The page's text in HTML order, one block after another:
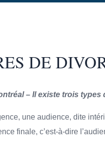
DE
– Il existe trois
une audience, dite
finale, c’est-à-dire